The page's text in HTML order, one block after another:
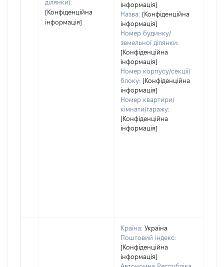
ділянки):
[Конфіденційна
інформація]
інформація]
Назва: [Конфіденційна
інформація]
Номер будинку/
земельної ділянки:
[Конфіденційна
інформація]
Номер корпусу/секції/
блоку: [Конфіденційна
інформація]
Номер квартири/
кімнати/гаражу:
[Конфіденційна
інформація]
Країна: Україна
Поштовий індекс:
[Конфіденційна
інформація]